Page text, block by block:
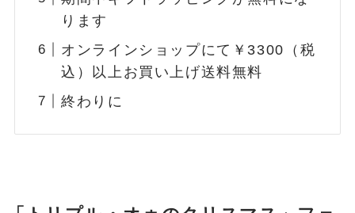
ります
オンラインショップにて￥3300（税
込）以上お買い上げ送料無料
終わりに